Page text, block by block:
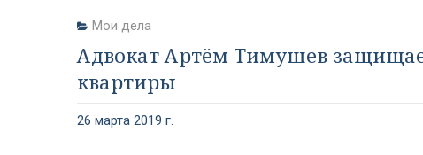
Мои дела
Адвокат Артём Тимушев
квартиры
26 марта 2019 г.